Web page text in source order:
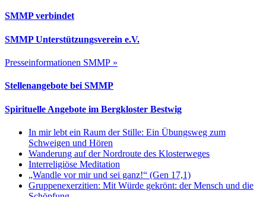
SMMP verbindet
SMMP Unterstützungsverein e.V.
Presseinformationen SMMP »
Stellenangebote bei SMMP
Spirituelle Angebote im Bergkloster Bestwig
In mir lebt ein Raum der Stille: Ein Übungsweg zum
Schweigen und Hören
Wanderung auf der Nordroute des Klosterweges
Interreligiöse Meditation
„Wandle vor mir und sei ganz!“ (Gen 17,1)
Gruppenexerzitien: Mit Würde gekrönt: der Mensch und die